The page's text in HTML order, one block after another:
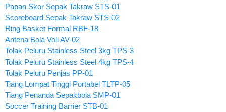
Papan Skor Sepak Takraw STS-01
Scoreboard Sepak Takraw STS-02
Ring Basket Formal RBF-18
Antena Bola Voli AV-02
Tolak Peluru Stainless Steel 3kg TPS-3
Tolak Peluru Stainless Steel 4kg TPS-4
Tolak Peluru Penjas PP-01
Tiang Lompat Tinggi Portabel TLTP-05
Tiang Penanda Sepakbola SMP-01
Soccer Training Barrier STB-01